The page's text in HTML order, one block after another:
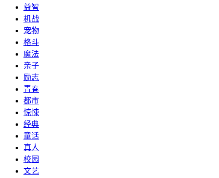
益智
机战
宠物
格斗
魔法
亲子
励志
青春
都市
惊悚
经典
童话
真人
校园
文艺